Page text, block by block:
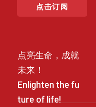
点击订阅
点亮生命，成就
未来！
Enlighten the fu
ture of life!